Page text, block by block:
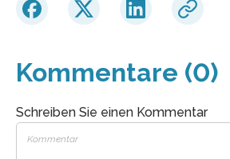
Kommentare (0)
Schreiben Sie einen Kommentar